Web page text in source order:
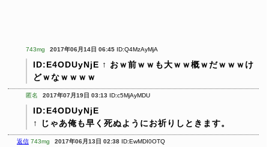
743mg 2017年06月14日 06:45 ID:Q4MzAyMjA
ID:E4ODUyNjE ↑ おｗ前ｗｗも大ｗｗ概ｗだｗｗｗけ
どｗなｗｗｗｗ
匿名 2017年07月19日 03:13 ID:c5MjAyMDU
ID:E4ODUyNjE
↑
じゃあ俺も早く死ぬようにお祈りしときます。
返信 743mg 2017年06月13日 02:38 ID:EwMDI0OTQ